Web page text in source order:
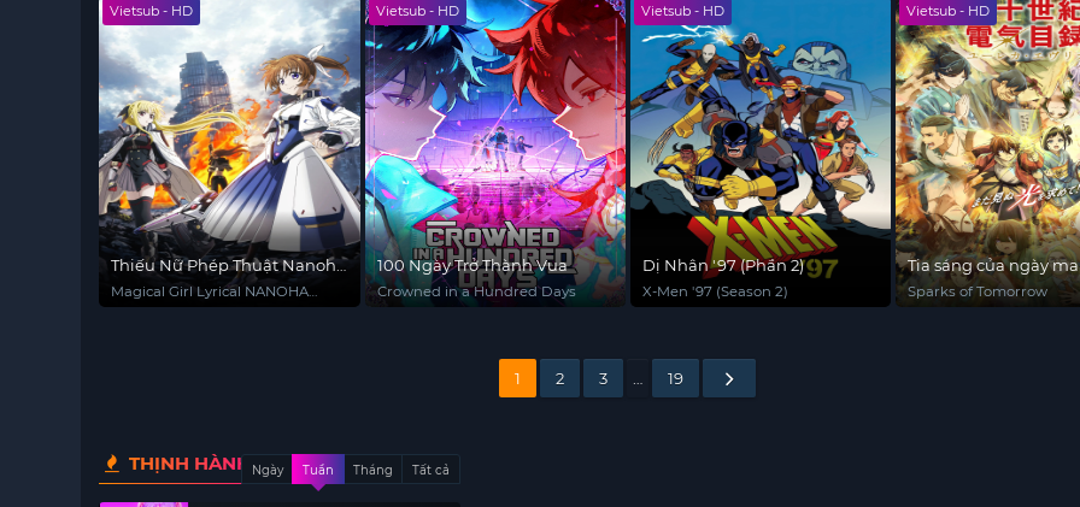
Vietsub - HD
Thiếu Nữ Phép Thuật Nanoha
EXCEEDS
Magical Girl Lyrical NANOHA
Vietsub - HD
100 Ngày Trở Thành Vua
Crowned in a Hundred Days
Vietsub - HD
Dị Nhân '97 (Phần 2)
X-Men '97 (Season 2)
Vietsub - HD
Tia sáng của ngày
Sparks of Tomorrow
1 2 3 19
THỊNH HÀNHNgày Tuần Tháng Tất cả